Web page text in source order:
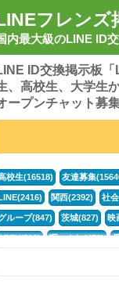
フレンズ
内最大級のLINE ID
ID交換掲示板
、高校生、大学生
ープンチャット募
校生(16518) 友達募集
関西(2392) 社
ループ(847) 茨城(827) 映
暇つぶし(476)